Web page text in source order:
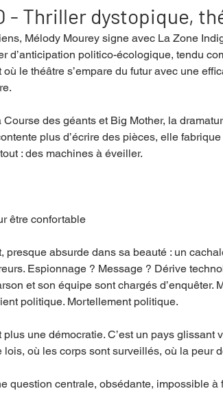
- Thriller dystopique,
Mélody Mourey signe avec La Zone
d’anticipation politico-écologique, tendu
le théâtre s’empare du futur avec une
des géants et Big Mother, la
plus d’écrire des pièces, elle
: des machines à éveiller.
être confortable
presque absurde dans sa beauté : un
Espionnage ? Message ? Dérive
et son équipe sont chargés d’enquêter.
politique. Mortellement politique.
plus une démocratie. C’est un pays glissant
lois, où les corps sont surveillés, où la peur
question centrale, obsédante, impossible à